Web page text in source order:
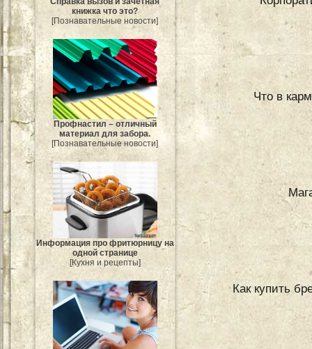
книжка что это?
[Познавательные новости]
Профнастил – отличный
материал для забора.
[Познавательные новости]
Информация про фритюрницу на
одной странице
[Кухня и рецепты]
Что в
Как купить